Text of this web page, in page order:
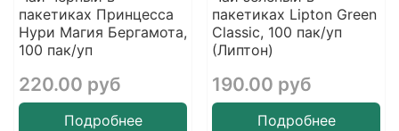
пакетиках Принцесса
Нури Магия Бергамота,
100 пак/уп
220.00 руб
Подробнее
пакетиках Lipton Green
Classic, 100 пак/уп
(Липтон)
190.00 руб
Подробнее